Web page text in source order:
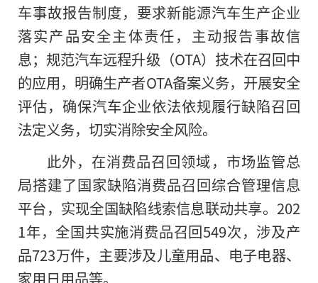
车事故报告制度，要求新能源汽车生产企业
落实产品安全主体责任，主动报告事故信
息；规范汽车远程升级（OTA）技术在召回中
的应用，明确生产者OTA备案义务，开展安全
评估，确保汽车企业依法依规履行缺陷召回
法定义务，切实消除安全风险。
此外，在消费品召回领域，市场监管总
局搭建了国家缺陷消费品召回综合管理信息
平台，实现全国缺陷线索信息联动共享。202
1年，全国共实施消费品召回549次，涉及产
品723万件，主要涉及儿童用品、电子电器、
家用日用品等。